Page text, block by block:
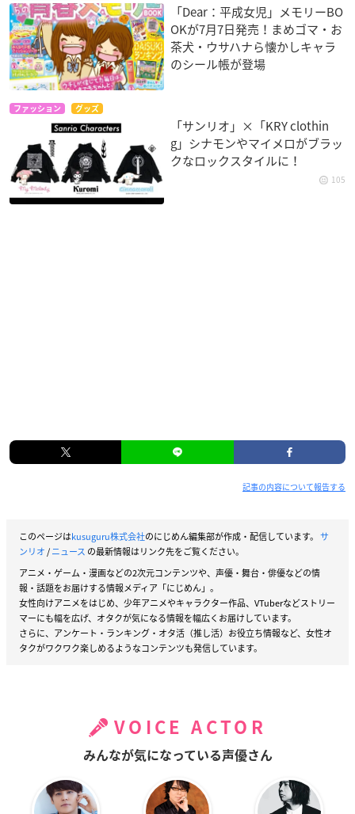
「Dear：平成女児」メモリーBO
OKが7月7日発売！まめゴマ・お
茶犬・ウサハナら懐かしキャラ
のシール帳が登場
ファッション グッズ
「サンリオ」×「KRY clothin
g」シナモンやマイメロがブラッ
クなロックスタイルに！
105
記事の内容について報告する
このページはkusuguru株式会社のにじめん編集部が作成・配信しています。 サ
ンリオ/ニュース の最新情報はリンク先をご覧ください。
アニメ・ゲーム・漫画などの2次元コンテンツや、声優・舞台・俳優などの情
報・話題をお届けする情報メディア「にじめん」。
女性向けアニメをはじめ、少年アニメやキャラクター作品、VTuberなどストリー
マーにも幅を広げ、オタクが気になる情報を幅広くお届けしています。
さらに、アンケート・ランキング・オタ活（推し活）お役立ち情報など、女性オ
タクがワクワク楽しめるようなコンテンツも発信しています。
VOICE ACTOR
みんなが気になっている声優さん